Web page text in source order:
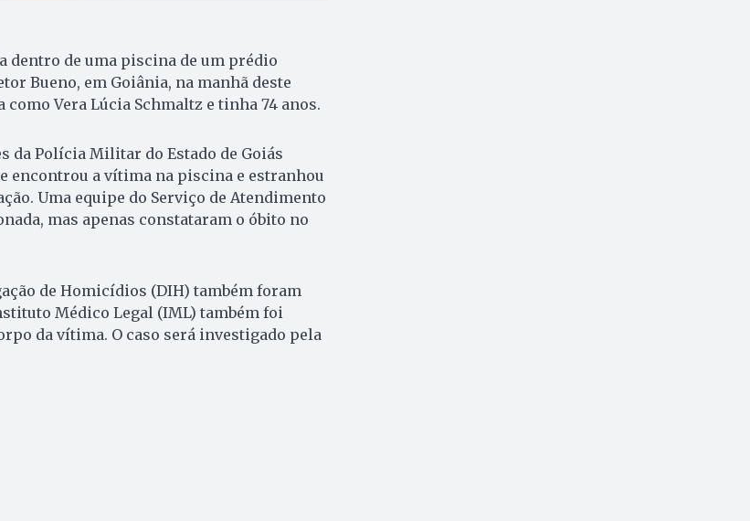
dentro de uma piscina de um prédio
Bueno, em Goiânia, na manhã deste
Vera Lúcia Schmaltz e tinha 74 anos.
da Polícia Militar do Estado de Goiás
encontrou a vítima na piscina e estranhou
Uma equipe do Serviço de Atendimento
mas apenas constataram o óbito no
de Homicídios (DIH) também foram
Médico Legal (IML) também foi
da vítima. O caso será investigado pela